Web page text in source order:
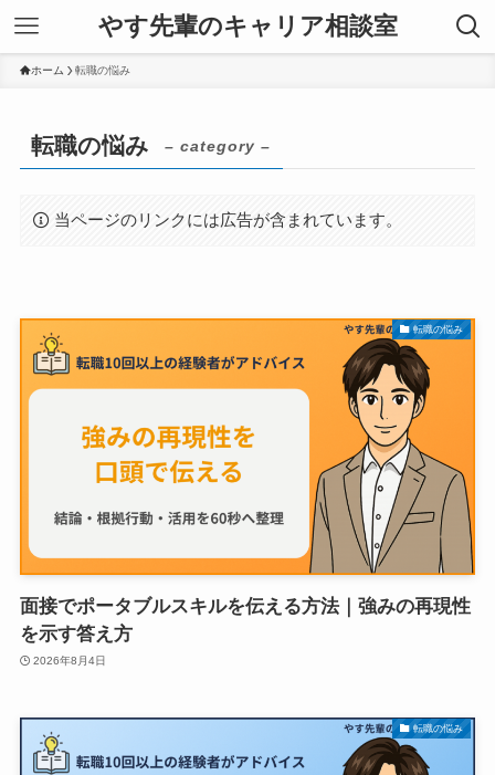
やす先輩のキャリア相談室
ホーム 転職の悩み
転職の悩み – category –
当ページのリンクには広告が含まれています。
転職の悩み
面接でポータブルスキルを伝える方法｜強みの再現性
を示す答え方
2026年8月4日
転職の悩み